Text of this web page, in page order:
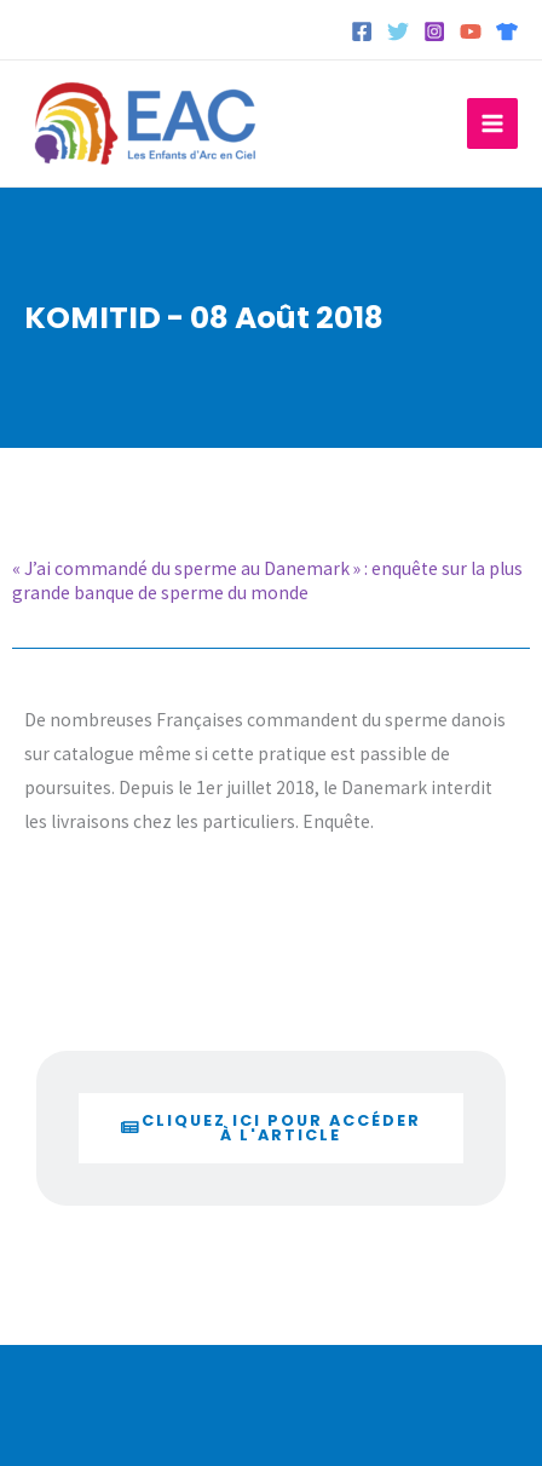
contenu
KOMITID - 08 Août 2018
« J’ai commandé du sperme au Danemark » : enquête sur la plus
grande banque de sperme du monde
De nombreuses Françaises commandent du sperme danois
sur catalogue même si cette pratique est passible de
poursuites. Depuis le 1er juillet 2018, le Danemark interdit
les livraisons chez les particuliers. Enquête.
CLIQUEZ ICI POUR ACCÉDER
À L'ARTICLE